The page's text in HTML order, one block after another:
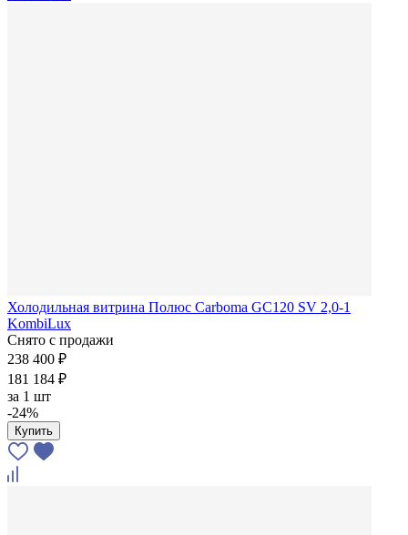
Холодильная витрина Полюс Carboma GC120 SV 2,0-1
KombiLux
Снято с продажи
238 400 ₽
181 184 ₽
за 1 шт
-24%
Купить